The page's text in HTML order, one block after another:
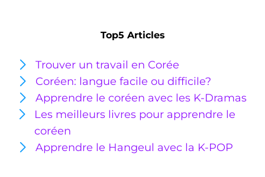
Top5 Articles
Trouver un travail en Corée
Coréen: langue facile ou difficile?
Apprendre le coréen avec les K-Dramas
Les meilleurs livres pour apprendre le
coréen
Apprendre le Hangeul avec la K-POP